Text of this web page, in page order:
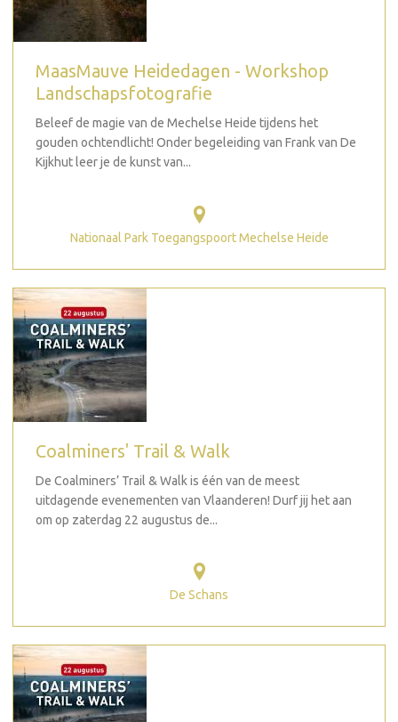
MaasMauve Heidedagen - Workshop
Landschapsfotografie
Beleef de magie van de Mechelse Heide tijdens het
gouden ochtendlicht! Onder begeleiding van Frank van De
Kijkhut leer je de kunst van...
Nationaal Park Toegangspoort Mechelse Heide
Coalminers' Trail & Walk
De Coalminers’ Trail & Walk is één van de meest
uitdagende evenementen van Vlaanderen! Durf jij het aan
om op zaterdag 22 augustus de...
De Schans